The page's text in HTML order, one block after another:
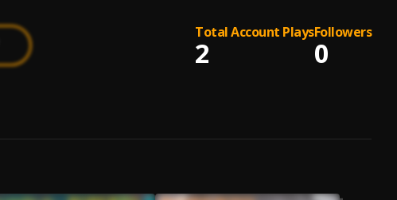
Total Account Plays
2
Followers
0